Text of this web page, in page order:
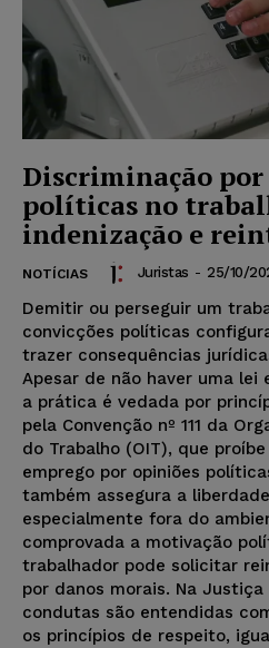
Discriminação por
políticas no
indenização e
NOTÍCIAS Juristas - 25/10/
Demitir ou perseguir um
convicções políticas
trazer consequências
Apesar de não haver uma lei
a prática é vedada por
pela Convenção nº 111 da
do Trabalho (OIT), que
emprego por opiniões
também assegura a
especialmente fora do
comprovada a motivação
trabalhador pode solicitar
por danos morais. Na Justiça
condutas são entendidas
os princípios de respeito,